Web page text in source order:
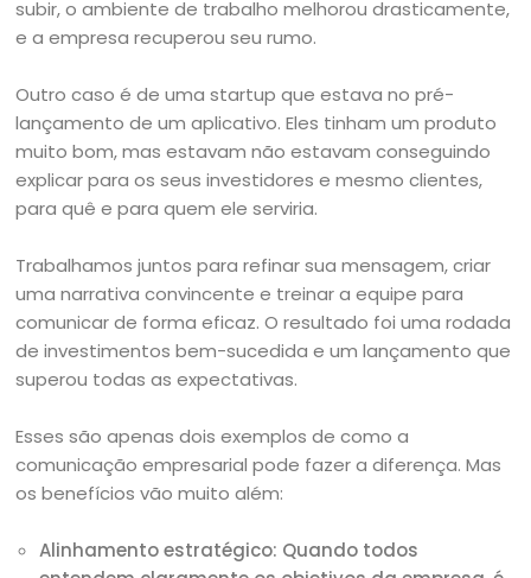
subir, o ambiente de trabalho melhorou drasticamente,
e a empresa recuperou seu rumo.
Outro caso é de uma startup que estava no pré-
lançamento de um aplicativo. Eles tinham um produto
muito bom, mas estavam não estavam conseguindo
explicar para os seus investidores e mesmo clientes,
para quê e para quem ele serviria.
Trabalhamos juntos para refinar sua mensagem, criar
uma narrativa convincente e treinar a equipe para
comunicar de forma eficaz. O resultado foi uma rodada
de investimentos bem-sucedida e um lançamento que
superou todas as expectativas.
Esses são apenas dois exemplos de como a
comunicação empresarial pode fazer a diferença. Mas
os benefícios vão muito além:
Alinhamento estratégico: Quando todos